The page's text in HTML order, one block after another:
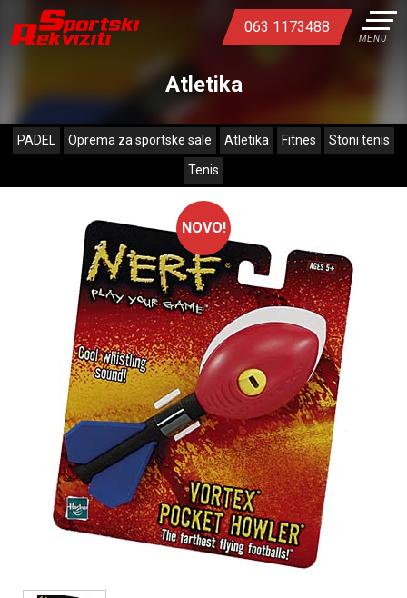
MENU
063 1173488
Atletika
PADEL Oprema za sportske sale Atletika Fitnes Stoni tenis
Tenis
NOVO!